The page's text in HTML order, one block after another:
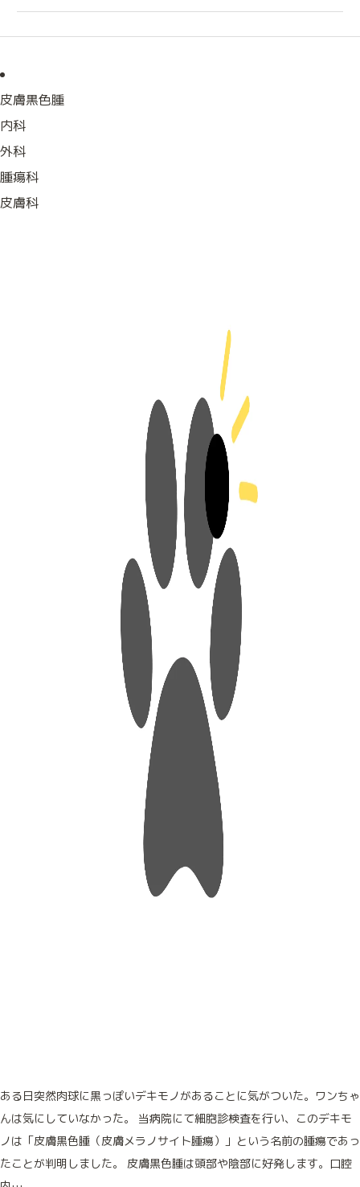
来院される方へのお願い
アニマルプラスの特別なメディカルケア
アニマルドック
ペットの健康維持も人と同じです
免疫細胞療法
免疫本来の力を高める治療法です
皮膚黒色腫
内科
外科
腫瘍科
皮膚科
ある日突然肉球に黒っぽいデキモノがあることに気がついた。ワンちゃ
んは気にしていなかった。 当病院にて細胞診検査を行い、このデキモ
ノは「皮膚黒色腫（皮膚メラノサイト腫瘍）」という名前の腫瘍であっ
たことが判明しました。 皮膚黒色腫は頭部や陰部に好発します。口腔